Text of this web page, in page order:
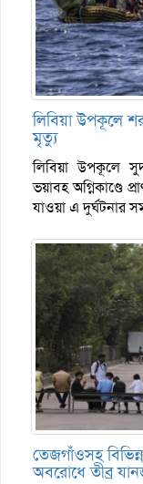
লিবিয়া উপকূলে
মৃত্যু
লিবিয়া উপকূলে
ভয়াবহ অগ্নিকাণ্ডে
যাওয়া এ দুর্ঘটনার
তেজগাঁওসহ
অবরোধে তীব্র